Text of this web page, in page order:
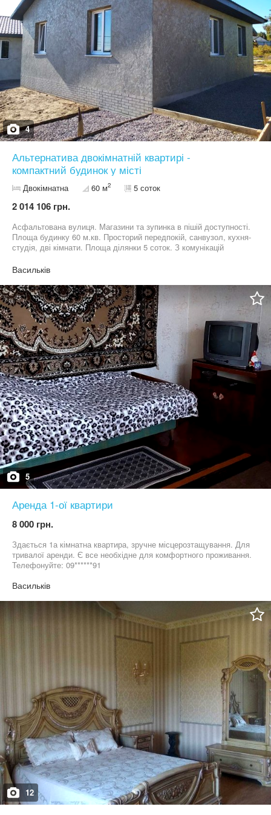
4
Альтернатива двокімнатній квартирі -
компактний будинок у місті
Двокімнатна 60 м2 5 соток
2 014 106 грн.
Асфальтована вулиця. Магазини та зупинка в пішій доступності.
Площа будинку 60 м.кв. Просторий передпокій, санвузол, кухня-
студія, дві кімнати. Площа ділянки 5 соток. З комунікацій
газоблоку. Ззовіні утеплений та оздоблений. Всередині чистова
Васильків
5
Аренда 1-ої квартири
8 000 грн.
Здається 1а кімнатна квартира, зручне місцерозтащування. Для
тривалої аренди. Є все необхідне для комфортного проживання.
Телефонуйте: 09******91
Васильків
12